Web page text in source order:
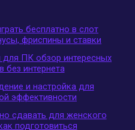
бесплатно в слот
фриспины и ставки
ПК обзор интересных
без интернета
и настройка для
эффективности
сдавать для женского
подготовиться